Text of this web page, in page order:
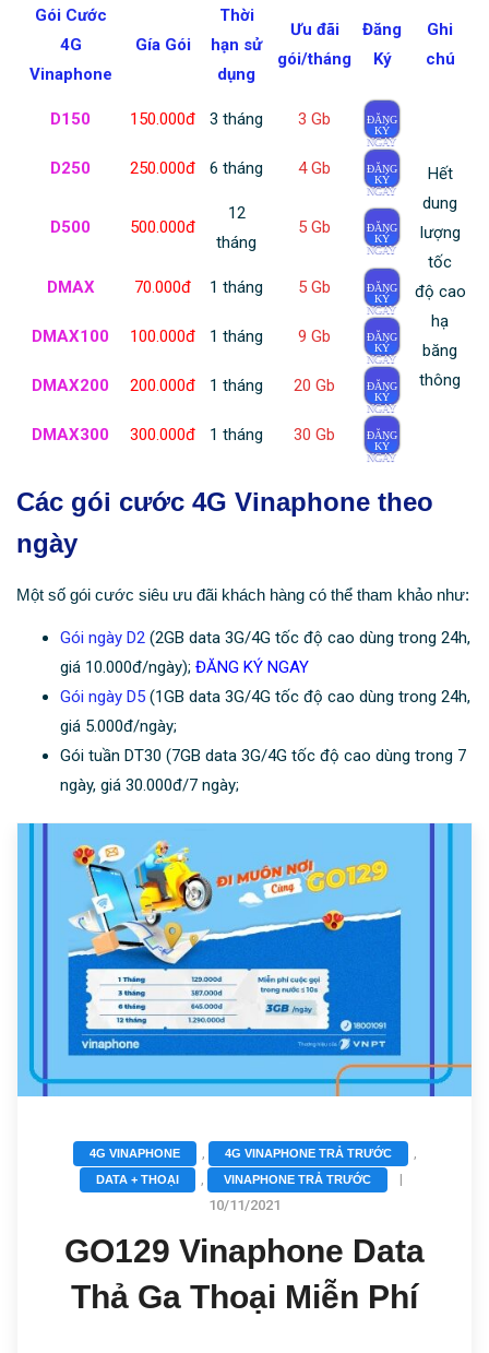
Gói Cước
4G
Vinaphone
Gía Gói
Thời
hạn sử
dụng
Ưu đãi
gói/tháng
Đăng
Ký
Ghi
chú
D150 150.000đ 3 tháng 3 Gb
ĐĂNG
KÝ
NGAY
Hết
dung
lượng
tốc
độ cao
hạ
băng
thông
D250 250.000đ 6 tháng 4 Gb
ĐĂNG
KÝ
NGAY
D500 500.000đ
12
tháng
5 Gb
ĐĂNG
KÝ
NGAY
DMAX 70.000đ 1 tháng 5 Gb
ĐĂNG
KÝ
NGAY
DMAX100 100.000đ 1 tháng 9 Gb
ĐĂNG
KÝ
NGAY
DMAX200 200.000đ 1 tháng 20 Gb
ĐĂNG
KÝ
NGAY
DMAX300 300.000đ 1 tháng 30 Gb
ĐĂNG
KÝ
NGAY
Các gói cước 4G Vinaphone theo
ngày
Một số gói cước siêu ưu đãi khách hàng có thể tham khảo như:
Gói ngày D2 (2GB data 3G/4G tốc độ cao dùng trong 24h,
giá 10.000đ/ngày); ĐĂNG KÝ NGAY
Gói ngày D5 (1GB data 3G/4G tốc độ cao dùng trong 24h,
giá 5.000đ/ngày;
Gói tuần DT30 (7GB data 3G/4G tốc độ cao dùng trong 7
ngày, giá 30.000đ/7 ngày;
4G VINAPHONE , 4G VINAPHONE TRẢ TRƯỚC ,
DATA + THOẠI , VINAPHONE TRẢ TRƯỚC
|
10/11/2021
GO129 Vinaphone Data
Thả Ga Thoại Miễn Phí